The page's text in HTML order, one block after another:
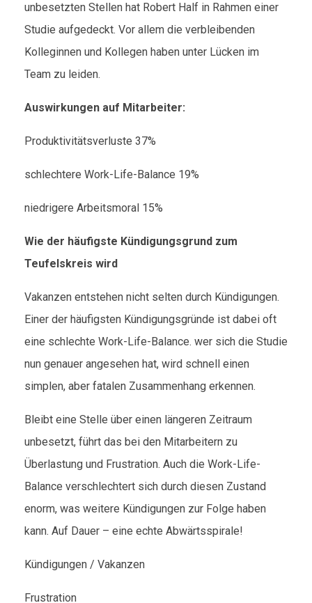
unbesetzten Stellen hat Robert Half in Rahmen einer
Studie aufgedeckt. Vor allem die verbleibenden
Kolleginnen und Kollegen haben unter Lücken im
Team zu leiden.
Auswirkungen auf Mitarbeiter:
Produktivitätsverluste 37%
schlechtere Work-Life-Balance 19%
niedrigere Arbeitsmoral 15%
Wie der häufigste Kündigungsgrund zum
Teufelskreis wird
Vakanzen entstehen nicht selten durch Kündigungen.
Einer der häufigsten Kündigungsgründe ist dabei oft
eine schlechte Work-Life-Balance. wer sich die Studie
nun genauer angesehen hat, wird schnell einen
simplen, aber fatalen Zusammenhang erkennen.
Bleibt eine Stelle über einen längeren Zeitraum
unbesetzt, führt das bei den Mitarbeitern zu
Überlastung und Frustration. Auch die Work-Life-
Balance verschlechtert sich durch diesen Zustand
enorm, was weitere Kündigungen zur Folge haben
kann. Auf Dauer – eine echte Abwärtsspirale!
Kündigungen / Vakanzen
Frustration